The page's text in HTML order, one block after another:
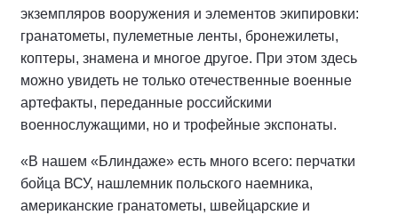
экземпляров вооружения и элементов экипировки:
гранатометы, пулеметные ленты, бронежилеты,
коптеры, знамена и многое другое. При этом здесь
можно увидеть не только отечественные военные
артефакты, переданные российскими
военнослужащими, но и трофейные экспонаты.
«В нашем «Блиндаже» есть много всего: перчатки
бойца ВСУ, нашлемник польского наемника,
американские гранатометы, швейцарские и